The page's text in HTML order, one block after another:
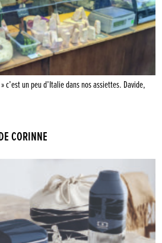
c’est un peu d’Italie dans nos assiettes. Davide,
CORINNE